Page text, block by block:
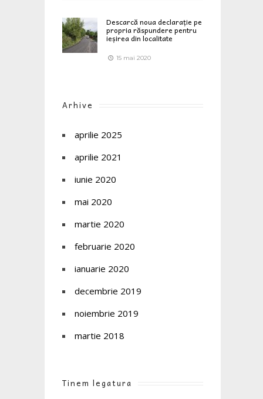
Descarcă noua declarație pe
propria răspundere pentru
ieșirea din localitate
15 mai 2020
Arhive
aprilie 2025
aprilie 2021
iunie 2020
mai 2020
martie 2020
februarie 2020
ianuarie 2020
decembrie 2019
noiembrie 2019
martie 2018
Tinem legatura